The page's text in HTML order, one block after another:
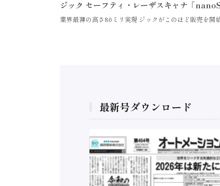
ジック セーフティ・レーザスキャナ「
業界最薄の高さ80ミリ実現 ジックがこのほど販売を
最新号ダウンロード